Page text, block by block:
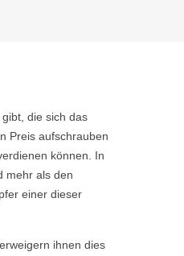
die sich das
Preis aufschrauben
können. In
mehr als den
einer dieser
ihnen dies